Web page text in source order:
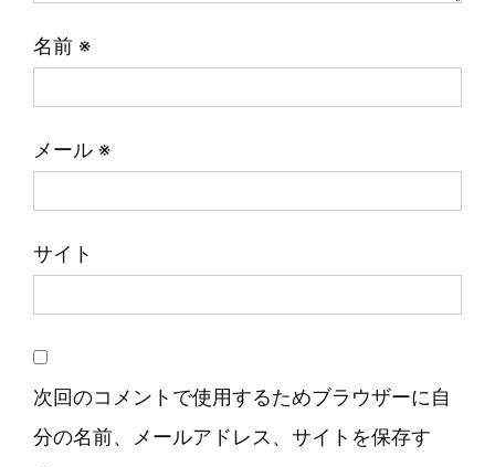
名前 ※
メール ※
サイト
次回のコメントで使用するためブラウザーに自
分の名前、メールアドレス、サイトを保存す